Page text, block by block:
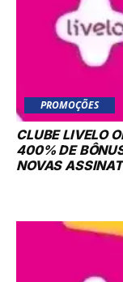
PROMOÇÕES
CLUBE LIVELO
400% DE
NOVAS